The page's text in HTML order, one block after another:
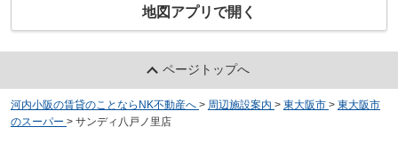
地図アプリで開く
ページトップへ
河内小阪の賃貸のことならNK不動産へ > 周辺施設案内 > 東大阪市 > 東大阪市
のスーパー > サンディ八戸ノ里店